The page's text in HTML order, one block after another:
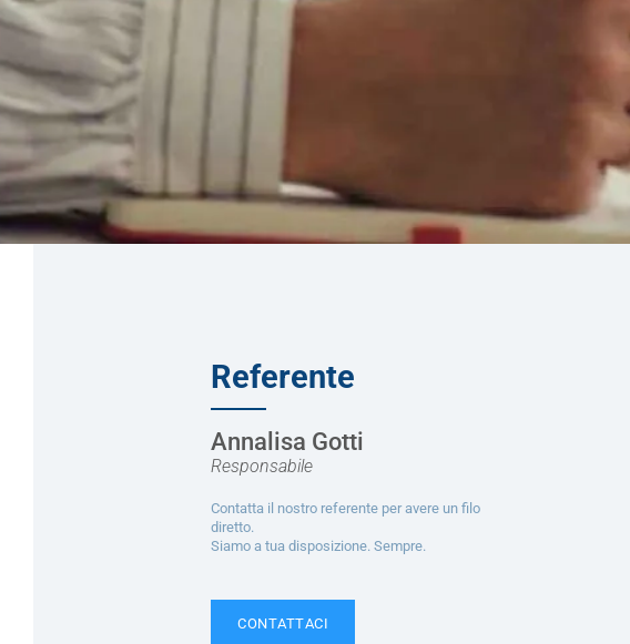
Referente
Annalisa Gotti
Responsabile
Contatta il nostro referente per avere un filo
diretto.
Siamo a tua disposizione. Sempre.
CONTATTACI